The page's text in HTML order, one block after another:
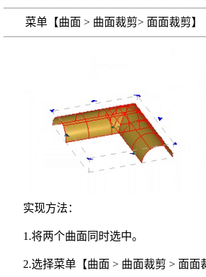
菜单【曲面 > 曲面裁剪> 面面裁剪】
实现方法：
1.将两个曲面同时选中。
2.选择菜单【曲面 > 曲面裁剪 > 面面